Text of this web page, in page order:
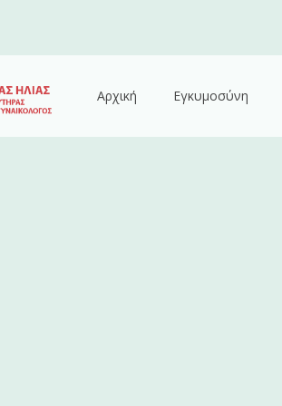
Αρχική Εγκυμοσύνη